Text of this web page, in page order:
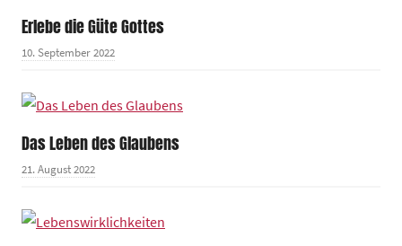
Erlebe die Güte Gottes
10. September 2022
Das Leben des Glaubens
21. August 2022